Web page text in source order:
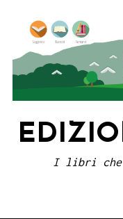
content
I libri che